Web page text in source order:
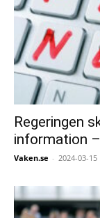
Regeringen
information
Vaken.se - 2024-03-15